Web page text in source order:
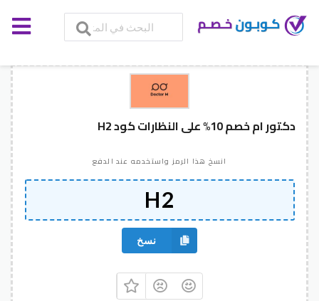
دكتور ام خصم 10% على النظارات كود H2
انسخ هذا الرمز واستخدمه عند الدفع
نسخ